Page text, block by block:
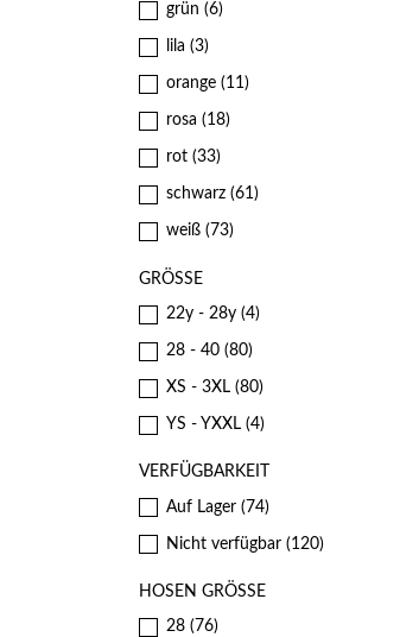
grün (6)
lila (3)
orange (11)
rosa (18)
rot (33)
schwarz (61)
weiß (73)
GRÖSSE
22y - 28y (4)
28 - 40 (80)
XS - 3XL (80)
YS - YXXL (4)
VERFÜGBARKEIT
Auf Lager (74)
Nicht verfügbar (120)
HOSEN GRÖSSE
28 (76)